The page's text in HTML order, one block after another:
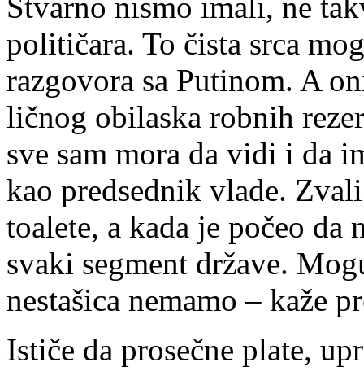
političara. To čista srca
razgovora sa Putinom. A
ličnog obilaska robnih
sve sam mora da vidi i da
kao predsednik vlade.
toalete, a kada je počeo da
svaki segment države.
nestašica nemamo – kaže
Ističe da prosečne plate,